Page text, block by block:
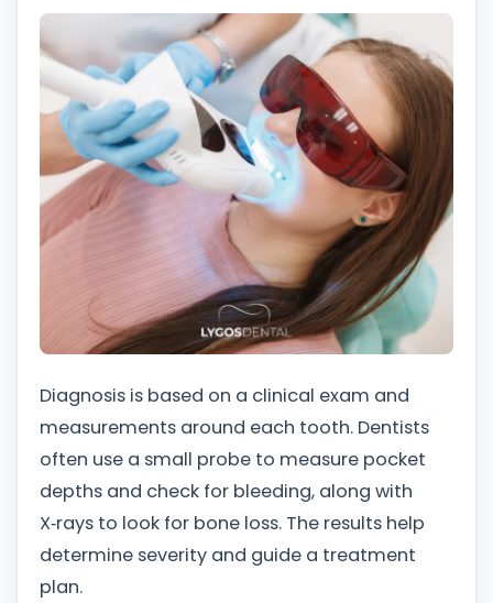
Diagnosis is based on a clinical exam and
measurements around each tooth. Dentists
often use a small probe to measure pocket
depths and check for bleeding, along with
X‑rays to look for bone loss. The results help
determine severity and guide a treatment
plan.